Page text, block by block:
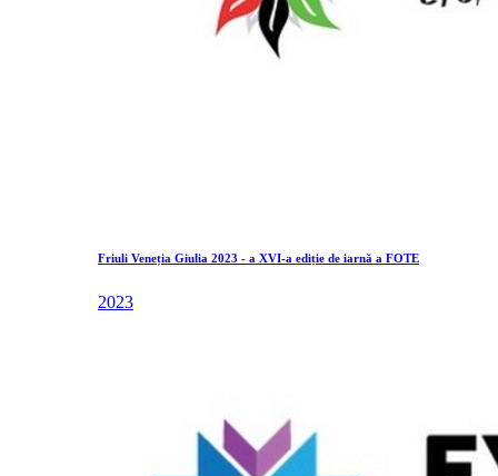
Friuli Veneția Giulia 2023 - a XVI-a ediție de iarnă a FOTE
2023